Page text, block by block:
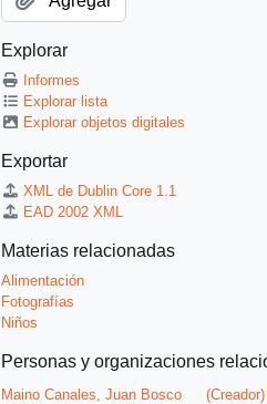
Explorar
Informes
Explorar lista
Explorar objetos digitales
Exportar
XML de Dublin Core 1.1
EAD 2002 XML
Materias relacionadas
Alimentación
Fotografías
Niños
Personas y organizaciones
Maino Canales, Juan Bosco (Creador)